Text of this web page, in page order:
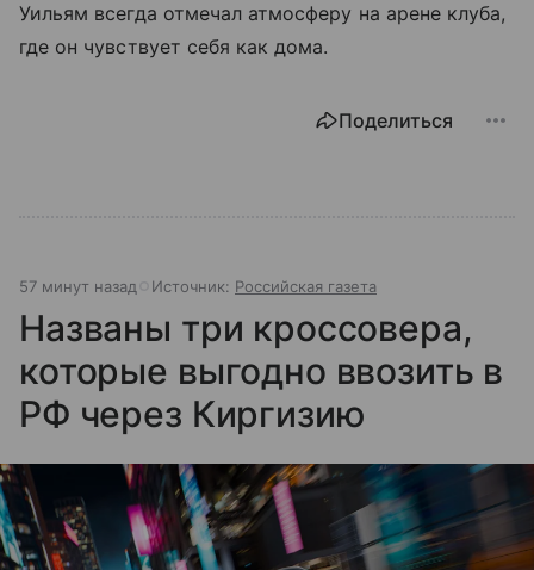
Уильям всегда отмечал атмосферу на арене клуба,
где он чувствует себя как дома.
Поделиться
57 минут назад Источник: Российская газета
Названы три кроссовера,
которые выгодно ввозить в
РФ через Киргизию